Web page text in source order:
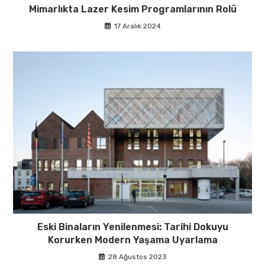
Mimarlıkta Lazer Kesim Programlarının Rolü
17 Aralık 2024
Eski Binaların Yenilenmesi: Tarihi Dokuyu
Korurken Modern Yaşama Uyarlama
28 Ağustos 2023